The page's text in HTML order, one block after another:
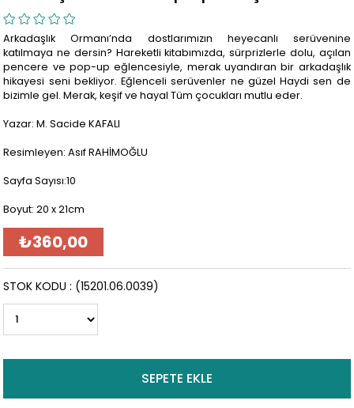
Arkadaşlık Ormanı’nda dostlarımızın heyecanlı serüvenine
katılmaya ne dersin? Hareketli kitabımızda, sürprizlerle dolu, açılan
pencere ve pop-up eğlencesiyle, merak uyandıran bir arkadaşlık
hikayesi seni bekliyor. Eğlenceli serüvenler ne güzel Haydi sen de
bizimle gel. Merak, keşif ve hayal Tüm çocukları mutlu eder.
Yazar: M. Sacide KAFALI
Resimleyen: Asıf RAHİMOĞLU
Sayfa Sayısı:10
Boyut: 20 x 21cm
₺360,00
(15201.06.0039)
STOK KODU